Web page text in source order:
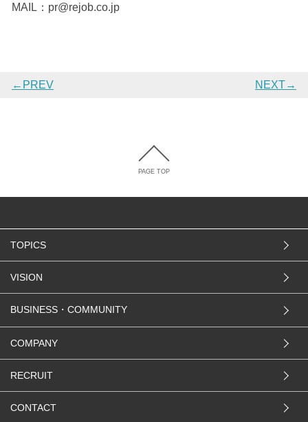
MAIL：pr@rejob.co.jp
←PREV NEXT→
PAGE TOP
TOPICS
VISION
BUSINESS・COMMUNITY
COMPANY
RECRUIT
CONTACT